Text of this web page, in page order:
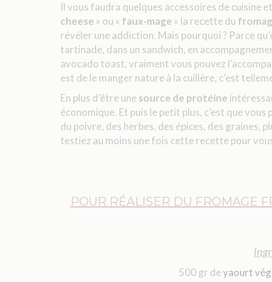
Il vous faudra quelques accessoires de cuisine
cheese » ou « faux-mage » la recette du
révéler une addiction. Mais pourquoi ? Parce
tartinade, dans un sandwich, en
avocado toast, vraiment vous pouvez
est de le manger nature à la cuillère, c’est
En plus d’être unesource de protéine
économique. Et puis le petit plus, c’est que
du poivre, des herbes, des épices, des graines,
testiez au moins une fois cette recette pour
POUR RÉALISER DU FROMAGE
500 gr deyaourt